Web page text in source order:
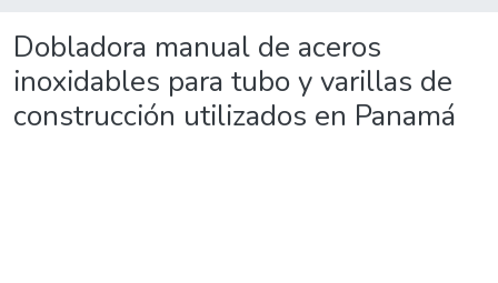
Dobladora manual de aceros
inoxidables para tubo y varillas de
construcción utilizados en Panamá